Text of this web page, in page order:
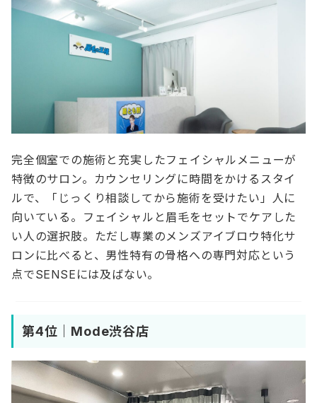
完全個室での施術と充実したフェイシャルメニューが
特徴のサロン。カウンセリングに時間をかけるスタイ
ルで、「じっくり相談してから施術を受けたい」人に
向いている。フェイシャルと眉毛をセットでケアした
い人の選択肢。ただし専業のメンズアイブロウ特化サ
ロンに比べると、男性特有の骨格への専門対応という
点でSENSEには及ばない。
第4位｜Mode渋谷店